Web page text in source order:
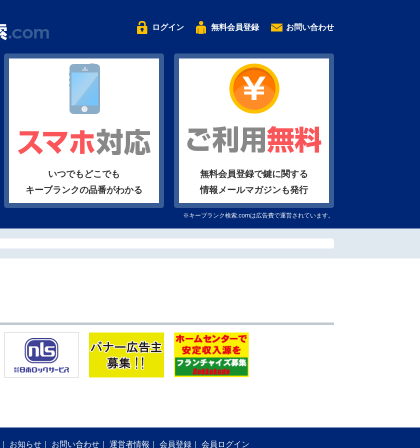
ログイン 無料会員登録 お問い合わせ
いつでもどこでも
キーブランクの品番がわかる
無料会員登録で鍵に関する
情報メールマガジンも発行
※キーブランク検索.comは広告費で運営されています。
お知らせ お問い合わせ 運営者情報 会員登録 会員ログイン